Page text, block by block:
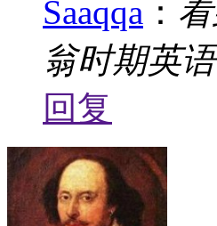
Saaqqa ：
翁时期英
回复